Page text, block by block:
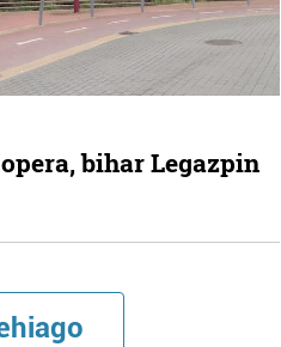
bihar Legazpin